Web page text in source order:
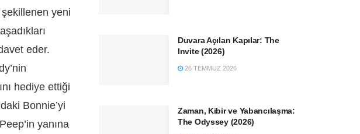
şekillenen yeni
eder.
hediye ettiği
Bonnie’yi
yanına
Duvara Açılan Kapılar: The
Invite (2026)
26 TEMMUZ 2026
Zaman, Kibir ve Yabancılaşma:
The Odyssey (2026)